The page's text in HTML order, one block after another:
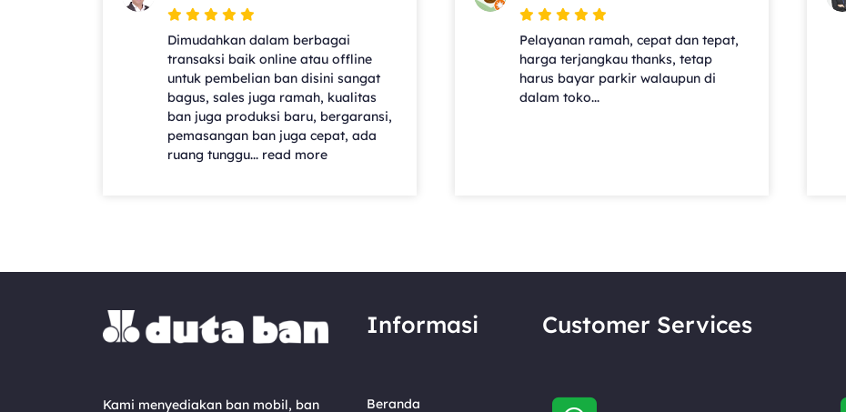
Dimudahkan dalam berbagai
transaksi baik online atau offline
untuk pembelian ban disini sangat
bagus, sales juga ramah, kualitas
ban juga produksi baru, bergaransi,
pemasangan ban juga cepat, ada
ruang tunggu... read more
Pelayanan ramah, cepat dan tepat,
harga terjangkau thanks, tetap
harus bayar parkir walaupun di
dalam toko...
Kami menyediakan ban mobil, ban
Informasi
Beranda
Customer Services